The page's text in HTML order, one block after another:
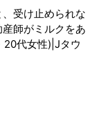
、受け止められな
師がミルクをあ
20代女性)|Jタウ